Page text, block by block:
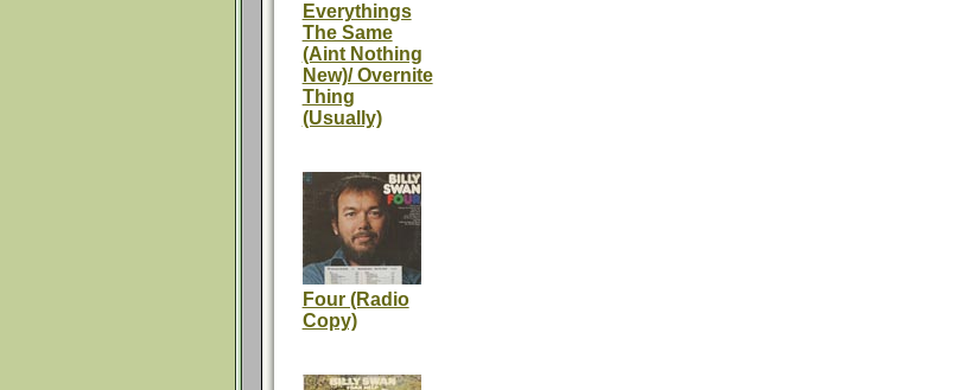
Everythings
The Same
(Aint Nothing
New)/ Overnite
Thing
(Usually)
Four (Radio
Copy)